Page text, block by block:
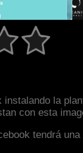
la
con esta
tendrá